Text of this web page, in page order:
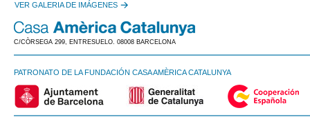
VER GALERIA DE IMÁGENES
C/CÒRSEGA 299, ENTRESUELO. 08008 BARCELONA
PATRONATO DE LA FUNDACIÓN CASA AMÈRICA CATALUNYA